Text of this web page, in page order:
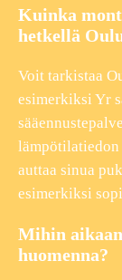
Kuinka
hetkellä
Voit tarkistaa
esimerkiksi Yr
lämpötilatiedon
auttaa sinua
esimerkiksi
Mihin
huomenna?